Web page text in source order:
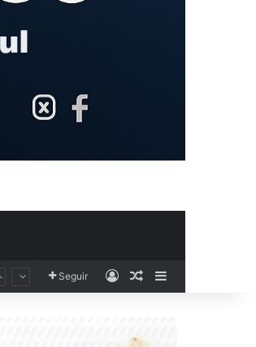
Seguir AccesoPublicación al